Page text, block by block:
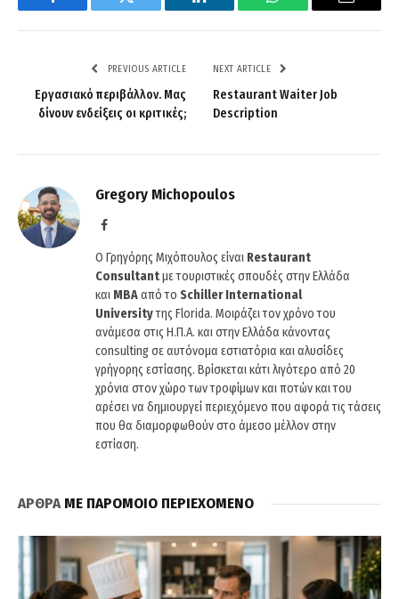
Facebook Twitter LinkedIn WhatsApp Email
PREVIOUS ARTICLE
Εργασιακό περιβάλλον. Μας
δίνουν ενδείξεις οι κριτικές;
NEXT ARTICLE
Restaurant Waiter Job
Description
Gregory Michopoulos
Facebook
Ο Γρηγόρης Μιχόπουλος είναι Restaurant
Consultantμε τουριστικές σπουδές στην Ελλάδα
και ΜΒΑαπό το Schiller International
Universityτης Florida. Μοιράζει τον χρόνο του
ανάμεσα στις Η.Π.Α. και στην Ελλάδα κάνοντας
consulting σε αυτόνομα εστιατόρια και αλυσίδες
γρήγορης εστίασης. Βρίσκεται κάτι λιγότερο από 20
χρόνια στον χώρο των τροφίμων και ποτών και του
αρέσει να δημιουργεί περιεχόμενο που αφορά τις τάσεις
που θα διαμορφωθούν στο άμεσο μέλλον στην
εστίαση.
ΑΡΘΡΑΜΕ ΠΑΡΟΜΟΙΟ ΠΕΡΙΕΧΟΜΕΝΟ